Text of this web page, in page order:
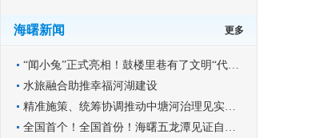
海曙新闻 更多
“闻小兔”正式亮相！鼓楼里巷有了文明“代言人”
水旅融合助推幸福河湖建设
精准施策、统筹协调推动中塘河治理见实见效
全国首个！全国首份！海曙五龙潭见证自然教育双里程碑